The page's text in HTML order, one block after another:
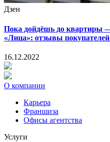
Дзен
Пока дойдёшь до квартиры
«Лица»: отзывы
16.12.2022
О компании
Карьера
Франшиза
Офисы агентства
Услуги